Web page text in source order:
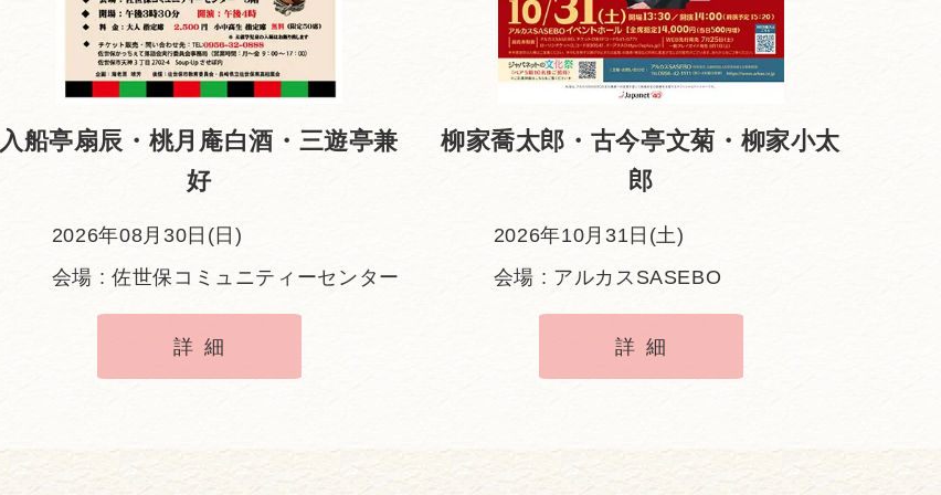
入船亭扇辰・桃月庵白酒・三遊亭兼
好
2026年08月30日(日)
会場 : 佐世保コミュニティーセンター
詳細
柳家喬太郎・古今亭文菊・柳家小太
郎
2026年10月31日(土)
会場 : アルカスSASEBO
詳細